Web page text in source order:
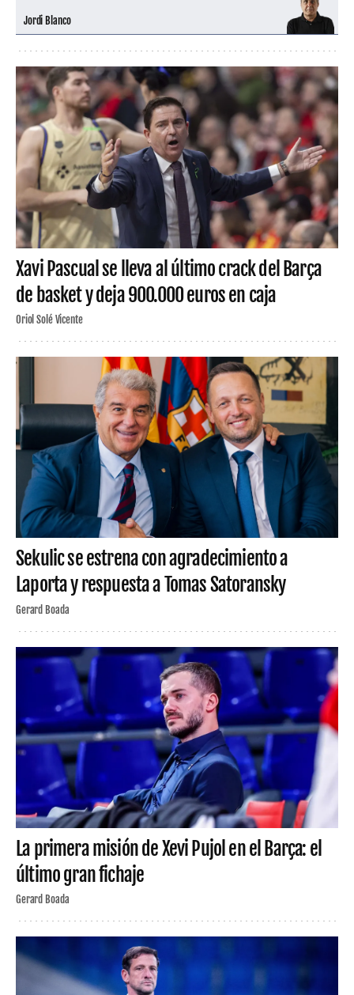
Jordi Blanco
Xavi Pascual se lleva al último crack del Barça
de basket y deja 900.000 euros en caja
Oriol Solé Vicente
Sekulic se estrena con agradecimiento a
Laporta y respuesta a Tomas Satoransky
Gerard Boada
La primera misión de Xevi Pujol en el Barça: el
último gran fichaje
Gerard Boada